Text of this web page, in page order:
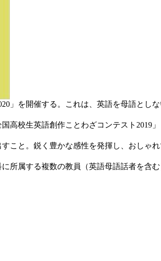
」を開催する。これは、英語を母語とし
高校生英語創作ことわざコンテスト2019
こと。鋭く豊かな感性を発揮し、おしゃ
属する複数の教員（英語母語話者を含む